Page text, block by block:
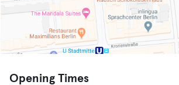
Opening Times